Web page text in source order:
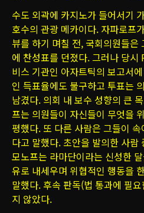
수도 외곽에 카지노가 들어서기
호수의 관광 메카이다. 자파로프
뷰를 하기 며칠 전, 국회의원들은
에 찬성표를 던졌다. 그러나 당시
비스 기관인 아자트틱의 보고서
인 득표율에도 불구하고 투표는
남겼다. 의회 내 보수 성향의 큰
프는 의원들이 자신들이 무엇을
평했다. 또 다른 사람은 그들이
다고 말했다. 초안을 발의한 사람
모노프는 라마단이라는 신성한
유로 내세우며 위협적인 행동을
말했다. 후속 판독(법 통과에 필
지 않았다.